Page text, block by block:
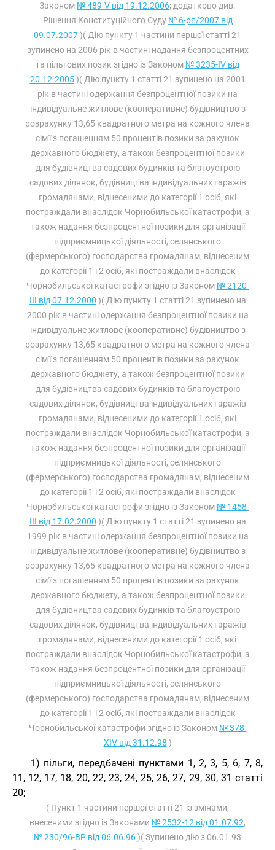
Законом № 489-V від 19.12.2006; додатково див.
Рішення Конституційного Суду № 6-рп/2007 від
09.07.2007)( Дію пункту 1 частини першої статті 21
зупинено на 2006 рік в частині надання безпроцентних
та пільгових позик згідно із Законом № 3235-IV від
20.12.2005)( Дію пункту 1 статті 21 зупинено на 2001
рік в частині одержання безпроцентної позики на
індивідуальне житлове (кооперативне) будівництво з
розрахунку 13,65 квадратного метра на кожного члена
сім'ї з погашенням 50 процентів позики за рахунок
державного бюджету, а також безпроцентної позики
для будівництва садових будинків та благоустрою
садових ділянок, будівництва індивідуальних гаражів
громадянами, віднесеними до категорії 1 осіб, які
постраждали внаслідок Чорнобильської катастрофи, а
також надання безпроцентної позики для організації
підприємницької діяльності, селянського
(фермерського) господарства громадянам, віднесеним
до категорії 1 і 2 осіб, які постраждали внаслідок
Чорнобильської катастрофи згідно із Законом № 2120-
III від 07.12.2000 )( Дію пункту 1 статті 21 зупинено на
2000 рік в частині одержання безпроцентної позики на
індивідуальне житлове (кооперативне) будівництво з
розрахунку 13,65 квадратного метра на кожного члена
сім'ї з погашенням 50 процентів позики за рахунок
державного бюджету, а також безпроцентної позики
для будівництва садових будинків та благоустрою
садових ділянок, будівництва індивідуальних гаражів
громадянами, віднесеними до категорії 1 осіб, які
постраждали внаслідок Чорнобильської катастрофи, а
також надання безпроцентної позики для організації
підприємницької діяльності, селянського
(фермерського) господарства громадянам, віднесеним
до категорії 1 і 2 осіб, які постраждали внаслідок
Чорнобильської катастрофи згідно із Законом № 1458-
III від 17.02.2000 )( Дію пункту 1 статті 21 зупинено на
1999 рік в частині одержання безпроцентної позики на
індивідуальне житлове (кооперативне) будівництво з
розрахунку 13,65 квадратного метра на кожного члена
сім'ї з погашенням 50 процентів позики за рахунок
державного бюджету, а також безпроцентної позики
для будівництва садових будинків та благоустрою
садових ділянок, будівництва індивідуальних гаражів
громадянами, віднесеними до категорії 1 осіб, які
постраждали внаслідок Чорнобильської катастрофи, а
також надання безпроцентної позики для організації
підприємницької діяльності, селянського
(фермерського) господарства громадянам, віднесеним
до категорії 1 і 2 осіб, які постраждали внаслідок
Чорнобильської катастрофи згідно із Законом № 378-
XIV від 31.12.98 )
1) пільги, передбачені пунктами 1, 2, 3, 5, 6, 7, 8,
11, 12, 17, 18, 20, 22, 23, 24, 25, 26, 27, 29, 30, 31 статті
20;
( Пункт 1 частини першої статті 21 із змінами,
внесеними згідно із Законами № 2532-12 від 01.07.92,
№ 230/96-ВР від 06.06.96)( Зупинено дію з 06.01.93